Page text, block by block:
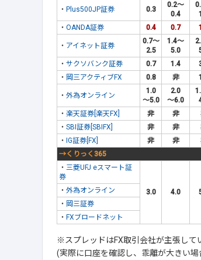
・ Plus500JP証券 0.3
0.2～
0.4
・ OANDA証券 0.4 0.7
・ アイネット証券
0.7～
2.5
1.4～
5.0
・ サクソバンク証券 0.7 1.4
・ 岡三アクティブFX 0.8 非
・ 外為オンライン
1.0
～5.0
2.0
～6.0
・ 楽天証券[楽天FX] 非 非
・ SBI証券[SBIFX] 非 非
・ IG証券[FX] 非 非
→くりっく365
・ 三菱UFJ eスマート証
券
3.0
4.0
・ 外為オンライン
・ 岡三証券
・ FXブロードネット
※スプレッドはFX取引会社が主張して
(実際に口座を確認し、乖離が大きい